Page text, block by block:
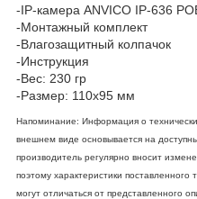
-IP-камера ANVICO IP-636
-Монтажный комплект
-Влагозащитный колпачок
-Инструкция
-Вес: 230 гр
-Размер: 110х95 мм
Напоминание: Информация о
внешнем виде основывается на
производитель регулярно вносит
поэтому характеристики
могут отличаться от представленного